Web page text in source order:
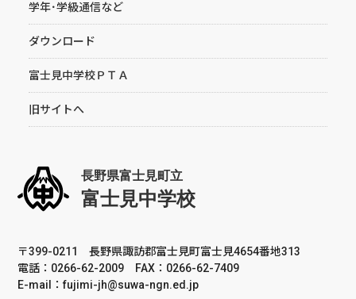
〒399-0211 長野県諏訪郡富士見町富士見4654番地313
電話：0266-62-2009 FAX：0266-62-7409
E-mail：fujimi-jh@suwa-ngn.ed.jp
学年･学級通信など
ダウンロード
富士見中学校ＰＴＡ
旧サイトへ